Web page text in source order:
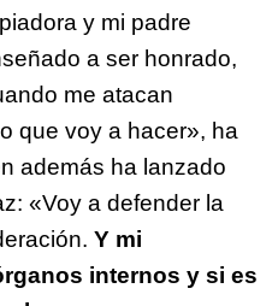
y mi padre
a ser honrado,
me atacan
que voy a hacer», ha
además ha lanzado
: «Voy a defender la
Y mi
internos y si es